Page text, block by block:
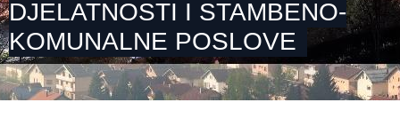
DJELATNOSTI I STAMBENO-
KOMUNALNE POSLOVE